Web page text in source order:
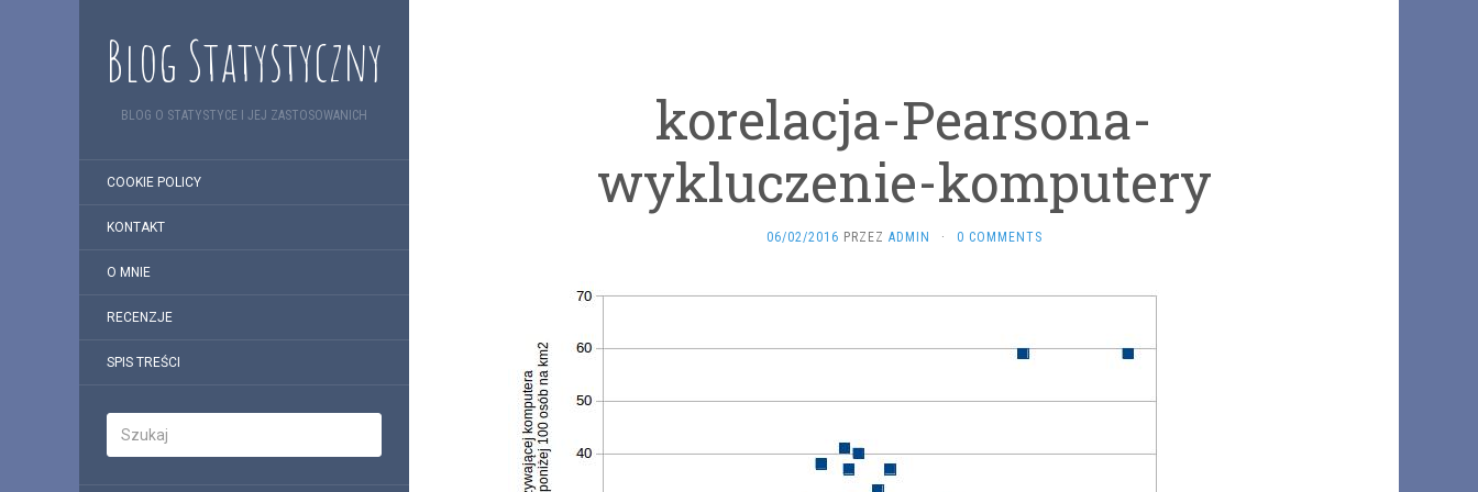
Blog Statystyczny
BLOG O STATYSTYCE I JEJ ZASTOSOWANICH
COOKIE POLICY
KONTAKT
O MNIE
RECENZJE
SPIS TREŚCI
korelacja-Pearsona-
wykluczenie-komputery
06/02/2016 PRZEZ ADMIN · 0 COMMENTS